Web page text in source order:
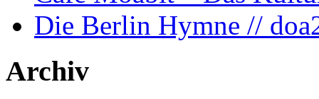
Die Berlin Hymne //
Archiv